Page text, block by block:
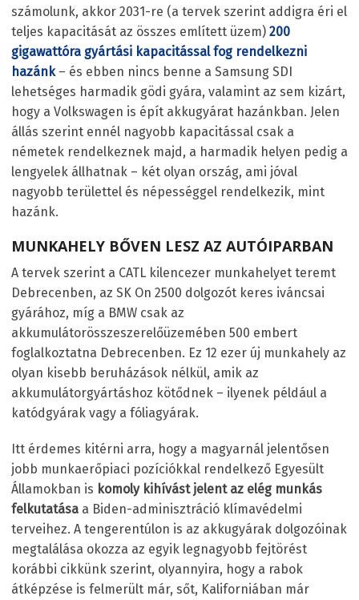
számolunk, akkor 2031-re (a tervek szerint addigra éri el
teljes kapacitását az összes említett üzem) 200
gigawattóra gyártási kapacitással fog rendelkezni
hazánk– és ebben nincs benne a Samsung SDI
lehetséges harmadik gödi gyára, valamint az sem kizárt,
hogy a Volkswagen is épít akkugyárat hazánkban. Jelen
állás szerint ennél nagyobb kapacitással csak a
németek rendelkeznek majd, a harmadik helyen pedig a
lengyelek állhatnak – két olyan ország, ami jóval
nagyobb területtel és népességgel rendelkezik, mint
hazánk.
MUNKAHELY BŐVEN LESZ AZ AUTÓIPARBAN
A tervek szerint a CATL kilencezer munkahelyet teremt
Debrecenben, az SK On 2500 dolgozót keres iváncsai
gyárához, míg a BMW csak az
akkumulátorösszeszerelőüzemében 500 embert
foglalkoztatna Debrecenben. Ez 12 ezer új munkahely az
olyan kisebb beruházások nélkül, amik az
akkumulátorgyártáshoz kötődnek – ilyenek például a
katódgyárak vagy a fóliagyárak.
Itt érdemes kitérni arra, hogy a magyarnál jelentősen
jobb munkaerőpiaci pozíciókkal rendelkező Egyesült
Államokban is komoly kihívást jelent az elég munkás
felkutatása a Biden-adminisztráció klímavédelmi
terveihez. A tengerentúlon is az akkugyárak dolgozóinak
megtalálása okozza az egyik legnagyobb fejtörést
korábbi cikkünk szerint, olyannyira, hogy a rabok
átképzése is felmerült már, sőt, Kaliforniában már